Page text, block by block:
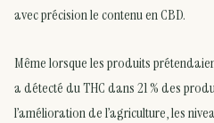
avec précision le contenu en CBD.
Même lorsque les produits
a détecté du THC dans 21 % des
l’amélioration de l’agriculture, les